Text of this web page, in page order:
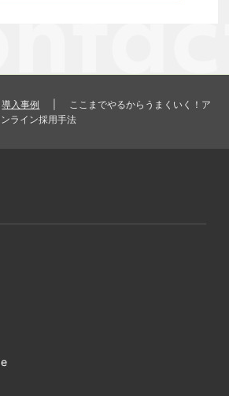
導入事例
ここまでやるからうまくいく！ア
ライン採用手法